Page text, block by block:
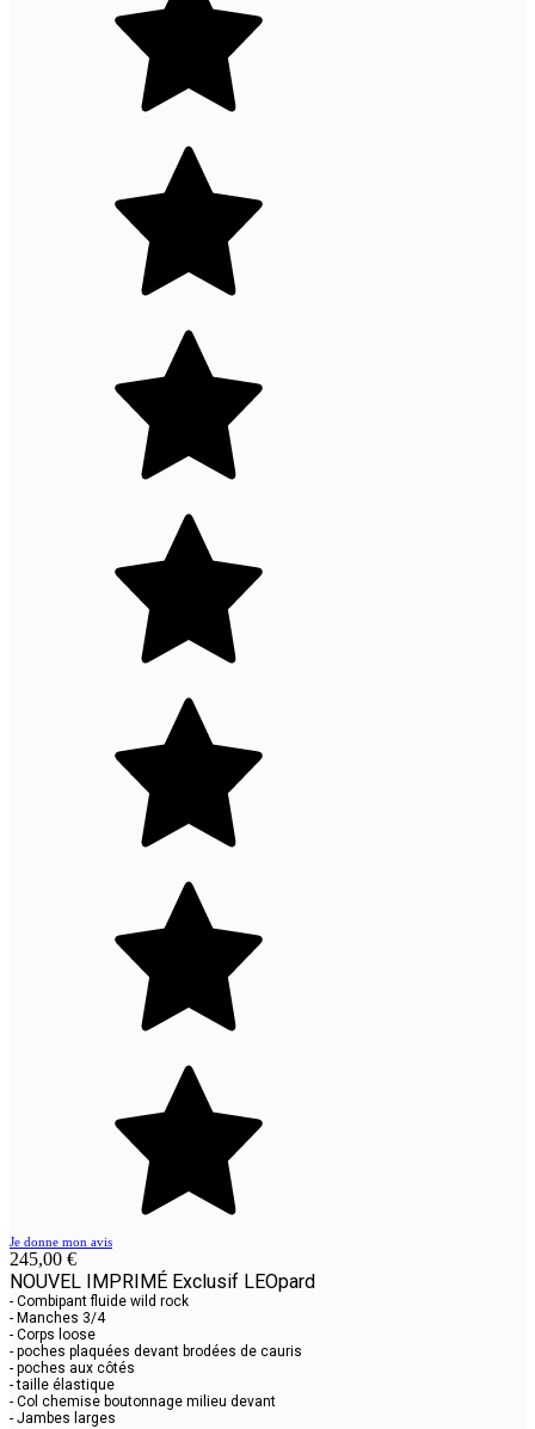
Je donne mon avis
245,00 €
NOUVEL IMPRIMÉ Exclusif LEOpard
- Combipant fluide wild rock
- Manches 3/4
- Corps loose
- poches plaquées devant brodées de cauris
- poches aux côtés
- taille élastique
- Col chemise boutonnage milieu devant
- Jambes larges